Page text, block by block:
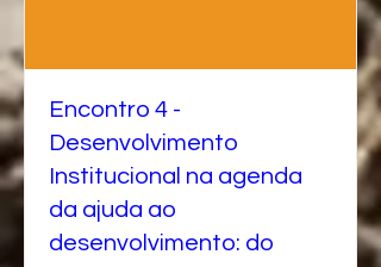
Encontro 4 -
Desenvolvimento
Institucional na agenda
da ajuda ao
desenvolvimento: do